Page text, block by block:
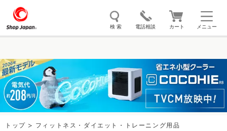
メニュー
検 索 電話相談 カート
トゥルースリーパー ここひえ 枕
掃除機 クッキングプロ 補聴器 マイキュット
エアコン オーラルスマイル
トップ
フィットネス・ダイエット・トレーニング用品